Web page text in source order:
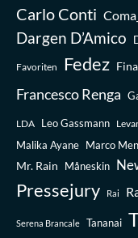
Carlo Conti
Dargen D’Amico
Favoriten Fedez
Francesco Renga
LDA Leo Gassmann
Malika Ayane Marco
Mr. Rain Måneskin
Pressejury Rai
Serena Brancale Tananai